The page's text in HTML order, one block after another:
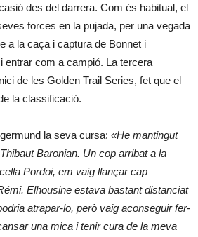
des del darrera. Com és habitual, el
forces en la pujada, per una vegada
a la caça i captura de Bonnet i
entrar com a campió. La tercera
de les Golden Trail Series, fet que el
la classificació.
la seva cursa: «He mantingut
Baronian. Un cop arribat a la
Pordoi, em vaig llançar cap
Elhousine estava bastant distanciat
atrapar-lo, però vaig aconseguir fer-
una mica i tenir cura de la meva